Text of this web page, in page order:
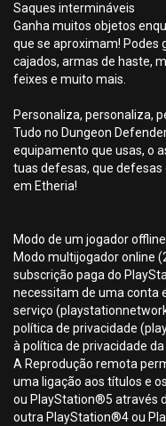
Saques intermináveis
Ganha muitos objetos
que se aproximam! Podes
cajados, armas de haste,
feixes e muito mais.
Personaliza, personaliza,
Tudo no Dungeon
equipamento que usas, o
tuas defesas, que
em Etheria!
Modo de um jogador offline
Modo multijogador online
subscrição paga do
necessitam de uma conta
serviço
política de privacidade
à política de privacidade da
A Reprodução remota
uma ligação aos títulos e
ou PlayStation®5 através
outra PlayStation®4 ou